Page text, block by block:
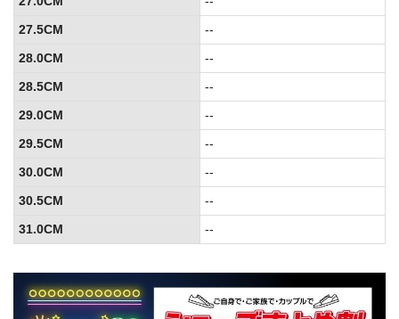
27.5CM
--
28.0CM
--
28.5CM
--
29.0CM
--
29.5CM
--
30.0CM
--
30.5CM
--
31.0CM
--